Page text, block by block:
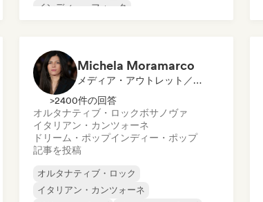
インディー・フォーク
Michela Moramarco
メディア・アウトレット／ジャーナリスト
>2400件の回答
オルタナティブ・ロックボサノヴァ
イタリアン・カンツォーネ
ドリーム・ポップインディー・ポップ
記事を投稿
オルタナティブ・ロック
イタリアン・カンツォーネ